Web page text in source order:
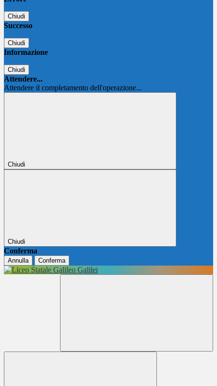
Chiudi
Successo
Chiudi
Informazione
Chiudi
Attendere...
Attendere il completamento dell'operazione...
Chiudi
Chiudi
Conferma
Annulla Conferma